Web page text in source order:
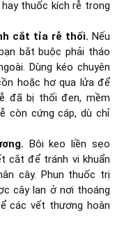
thuốc kích rễ trong
cắt tỉa rễ thối. Nếu
bắt buộc phải tháo
Dùng kéo chuyên
hoặc hơ qua lửa để
đã bị thối đen, mềm
còn cứng cáp, dù chỉ
Bôi keo liền sẹo
cắt để tránh vi khuẩn
cây. Phun thuốc trị
cây lan ở nơi thoáng
các vết thương hoàn